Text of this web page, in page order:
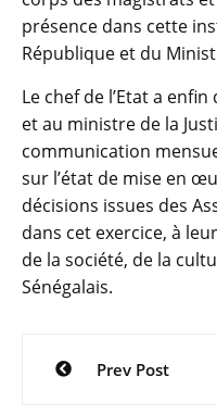
présence dans cette
République et du
Le chef de l’Etat a
et au ministre de la
communication
sur l’état de mise en
décisions issues des
dans cet exercice, à
de la société, de la
Sénégalais.
Navigation
Prev Post